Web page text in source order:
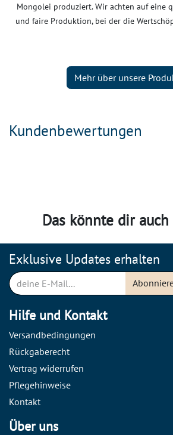
Mongolei produziert. Wir achten auf eine
und faire Produktion, bei der die
Mehr über unsere
Kundenbewertungen
Das könnte dir
Hilfe und Kontakt
Versandbedingungen
Rückgaberecht
Vertrag widerrufen
Pflegehinweise
Kontakt
Über uns
Exklusive Updates erhalten